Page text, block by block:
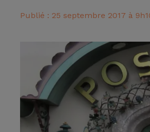
Publié : 25 septembre 2017 à